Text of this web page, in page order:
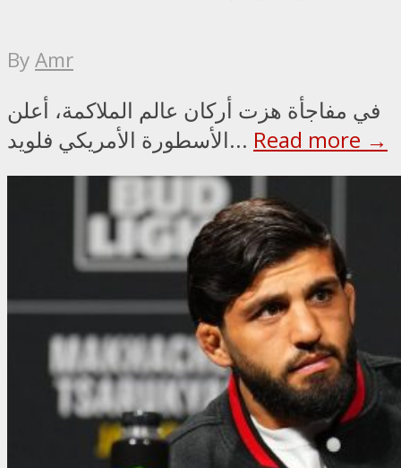
ByAmr
في مفاجأة هزت أركان عالم الملاكمة، أعلن
الأسطورة الأمريكي فلويد... Read more →